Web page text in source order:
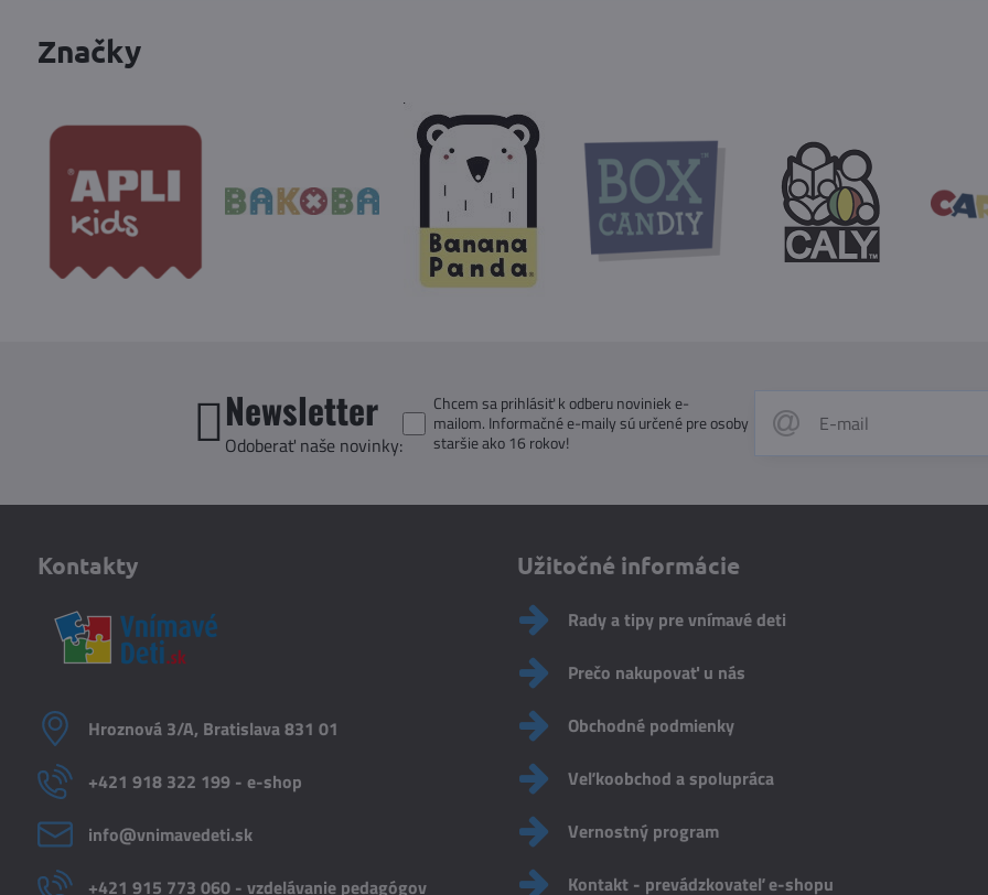
Značky
Newsletter
Odoberať naše novinky:
Chcem sa prihlásiť k odberu noviniek e-
mailom. Informačné e-maily sú určené pre osoby
staršie ako 16 rokov!
Kontakty
Hroznová 3/A, Bratislava 831 01
+421 918 322 199 - e-shop
info​@vnimavedeti​.sk
+421 915 773 060 - vzdelávanie pedagógov
Užitočné informácie
Rady a tipy pre vnímavé deti
Prečo nakupovať u nás
Obchodné podmienky
Veľkoobchod a spolupráca
Vernostný program
Kontakt - prevádzkovateľ e-shopu